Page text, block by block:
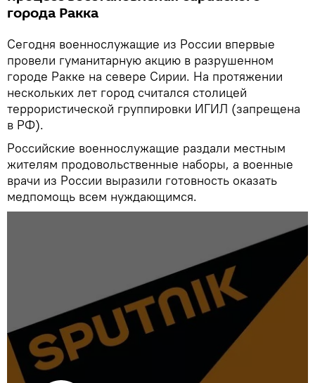
города Ракка
Сегодня военнослужащие из России впервые
провели гуманитарную акцию в разрушенном
городе Ракке на севере Сирии. На протяжении
нескольких лет город считался столицей
террористической группировки ИГИЛ (запрещена
в РФ).
Российские военнослужащие раздали местным
жителям продовольственные наборы, а военные
врачи из России выразили готовность оказать
медпомощь всем нуждающимся.